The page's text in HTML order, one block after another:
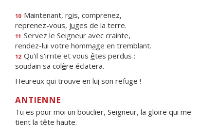
10 Maintenant, rois, comprenez,
reprenez-vous, juges de la terre.
11 Servez le Seigneur avec crainte,
rendez-lui votre hommage en tremblant.
12 Qu'il s'irrite et vous êtes perdus :
soudain sa colère éclatera.
Heureux qui trouve en lui son refuge !
ANTIENNE
Tu es pour moi un bouclier, Seigneur, la gloire qui me
tient la tête haute.